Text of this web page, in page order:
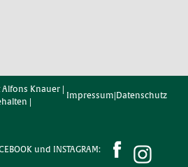
Knauer |
|
Impressum Datenschutz
und INSTAGRAM: